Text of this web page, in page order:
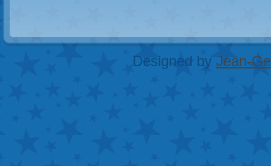
Designed by Jean-